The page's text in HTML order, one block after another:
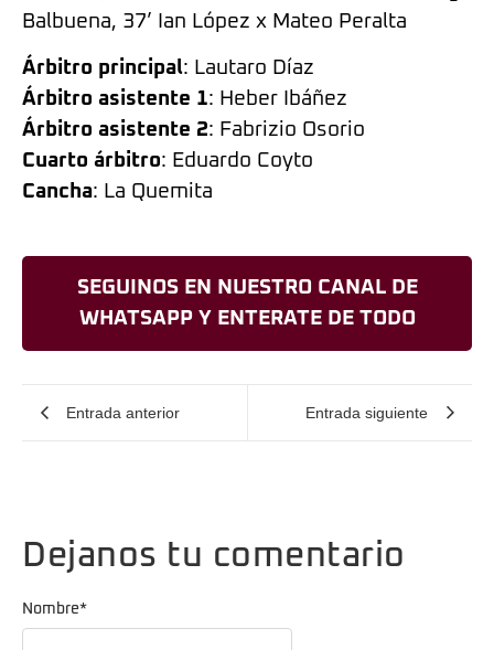
Balbuena, 37’ Ian López x Mateo Peralta
Árbitro principal: Lautaro Díaz
Árbitro asistente 1: Heber Ibáñez
Árbitro asistente 2: Fabrizio Osorio
Cuarto árbitro: Eduardo Coyto
Cancha: La Quemita
SEGUINOS EN NUESTRO CANAL DE
WHATSAPP Y ENTERATE DE TODO
Entrada anterior Entrada siguiente
Dejanos tu comentario
Nombre*